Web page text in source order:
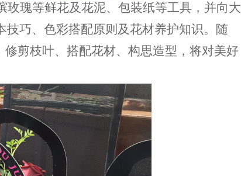
玫瑰等鲜花及花泥、包装纸等工具，并向大
巧、色彩搭配原则及花材养护知识。随
剪枝叶、搭配花材、构思造型，将对美好